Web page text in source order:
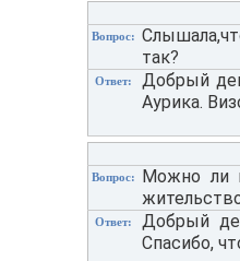
Вопрос:
так?
Ответ:
Добрый
Аурика.
Вопрос:
Можно ли
Ответ:
Добрый
Спасибо,